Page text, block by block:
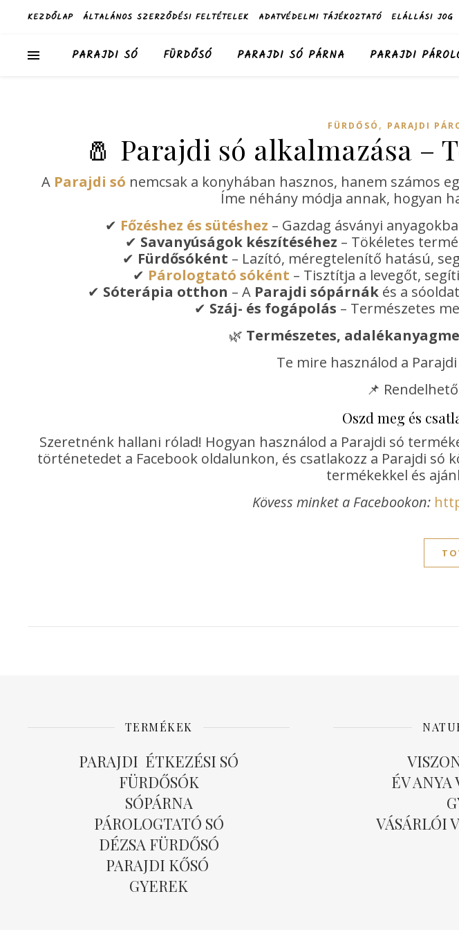
KEZDŐLAP ÁLTALÁNOS SZERZŐDÉSI FELTÉTELEK ADATVÉDELMI TÁJÉKOZTATÓ ELÁLLÁSI JOG
PARAJDI SÓ FÜRDŐSÓ PARAJDI SÓ PÁRNA PARAJDI
FÜRDŐSÓ , PARAJDI
🧂 Parajdi só alkalmazása –
A Parajdi só nemcsak a konyhában hasznos, hanem számos
Íme néhány módja annak, hogyan
✔ Főzéshez és sütéshez – Gazdag ásványi
✔ Savanyúságok készítéséhez – Tökéletes
✔ Fürdősóként – Lazító, méregtelenítő hatású,
✔ Párologtató sóként – Tisztítja a levegőt,
✔ Sóterápia otthon – A Parajdi sópárnák és a
✔ Száj- és fogápolás – Természetes
🌿 Természetes,
Te mire használod a
📌
Oszd meg és
Szeretnénk hallani rólad! Hogyan használod a Parajdi só
történetedet a Facebook oldalunkon, és csatlakozz a Parajdi só
termékekkel és
Kövess minket a Facebookon:
TERMÉKEK
PARAJDI ÉTKEZÉSI SÓ
FÜRDŐSÓK
SÓPÁRNA
PÁROLOGTATÓ SÓ
DÉZSA FÜRDŐSÓ
PARAJDI KŐSÓ
GYEREK
ÉV ANYA
VÁSÁRLÓI